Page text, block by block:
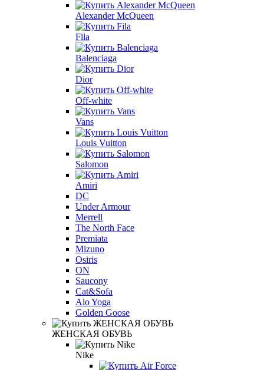
Alexander McQueen
Fila
Balenciaga
Dior
Off-white
Vans
Louis Vuitton
Salomon
Amiri
DC
Under Armour
Merrell
The North Face
Premiata
Mizuno
Osiris
ON
Saucony
Cat&Sofa
Alo Yoga
Golden Goose
ЖЕНСКАЯ ОБУВЬ
Nike